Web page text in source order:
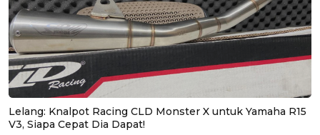
Lelang: Knalpot Racing CLD Monster X untuk Yamaha R15
V3, Siapa Cepat Dia Dapat!